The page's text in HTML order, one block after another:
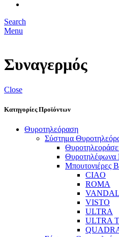
Search
Menu
Συναγερμός
Close
Κατηγορίες Προϊόντων
Θυροτηλεόραση
Σύστημα
Θυροτηλέφωνα
Μπουτονιέρες
CIAO
ROMA
VISTO
ULTRA
ULTRA